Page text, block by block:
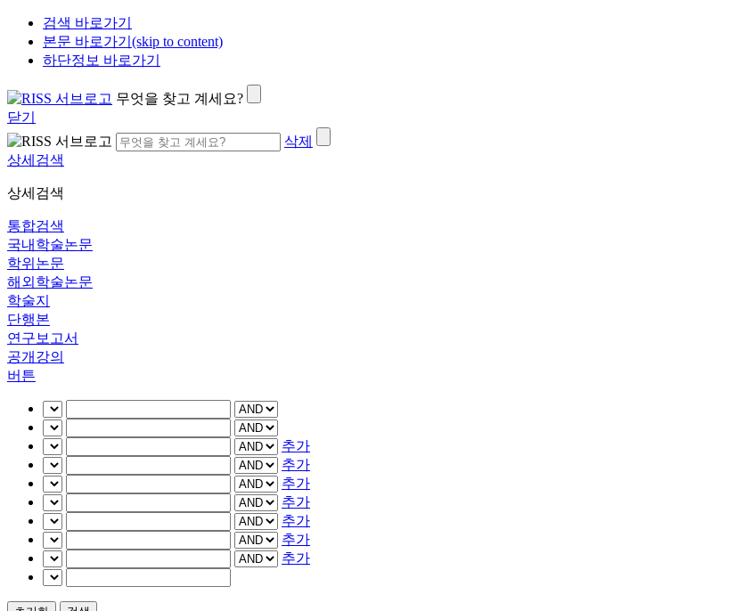
검색 바로가기
본문 바로가기(skip to content)
하단정보 바로가기
무엇을 찾고 계세요?
닫기
삭제
상세검색
상세검색
통합검색
국내학술논문
학위논문
해외학술논문
학술지
단행본
연구보고서
공개강의
버튼
추가
추가
추가
추가
추가
추가
추가